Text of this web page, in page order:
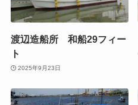
渡辺造船所 和船29フィー
ト
2025年9月23日